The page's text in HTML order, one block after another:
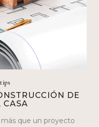
DE
CASA
que un proyecto